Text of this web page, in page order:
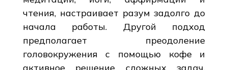
чтения, настраивает разум задолго до
начала работы. Другой подход
предполагает преодоление
головокружения с помощью кофе и
активное решение сложных задач,